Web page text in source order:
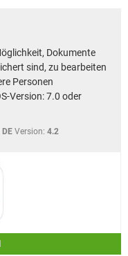
Dokumente
sind, zu bearbeiten
Personen
Version: 7.0 oder
DE Version: 4.2